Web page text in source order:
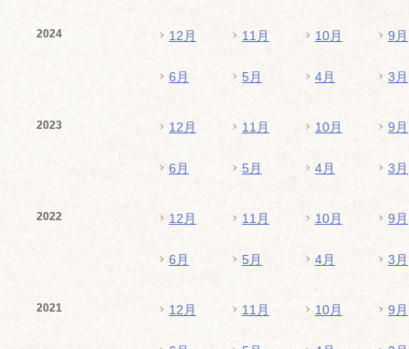
2024 12月 11月 10月 9月
6月 5月 4月 3月
2023 12月 11月 10月 9月
6月 5月 4月 3月
2022 12月 11月 10月 9月
6月 5月 4月 3月
2021 12月 11月 10月 9月